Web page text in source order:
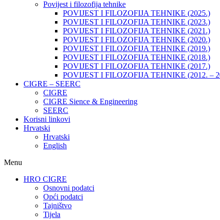
Povijest i filozofija tehnike
POVIJEST I FILOZOFIJA TEHNIKE (2025.)
POVIJEST I FILOZOFIJA TEHNIKE (2023.)
POVIJEST I FILOZOFIJA TEHNIKE (2021.)
POVIJEST I FILOZOFIJA TEHNIKE (2020.)
POVIJEST I FILOZOFIJA TEHNIKE (2019.)
POVIJEST I FILOZOFIJA TEHNIKE (2018.)
POVIJEST I FILOZOFIJA TEHNIKE (2017.)
POVIJEST I FILOZOFIJA TEHNIKE (2012. –
CIGRE – SEERC
CIGRE
CIGRE Sience & Engineering
SEERC
Korisni linkovi
Hrvatski
Hrvatski
English
Menu
HRO CIGRE
Osnovni podatci​
Opći podatci
Tajništvo
Tijela